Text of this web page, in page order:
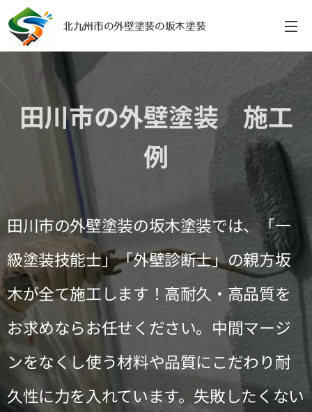
北九州市の外壁塗装の坂木塗装
田川市の外壁塗装 施工
例
田川市の外壁塗装の坂木塗装では、「一
級塗装技能士」「外壁診断士」の親方坂
木が全て施工します！高耐久・高品質を
お求めならお任せください。中間マージ
ンをなくし使う材料や品質にこだわり耐
久性に力を入れています。失敗したくない